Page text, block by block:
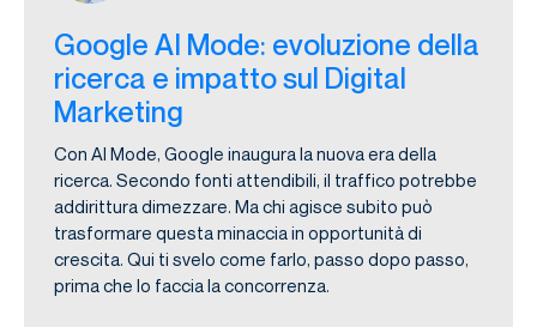
Google AI Mode: evoluzione della
ricerca e impatto sul Digital
Marketing
Con AI Mode, Google inaugura la nuova era della
ricerca. Secondo fonti attendibili, il traffico potrebbe
addirittura dimezzare. Ma chi agisce subito può
trasformare questa minaccia in opportunità di
crescita. Qui ti svelo come farlo, passo dopo passo,
prima che lo faccia la concorrenza.